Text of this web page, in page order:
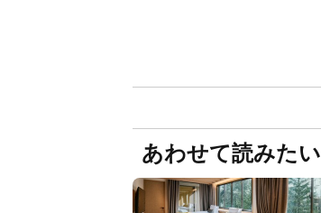
あわせて読みたい